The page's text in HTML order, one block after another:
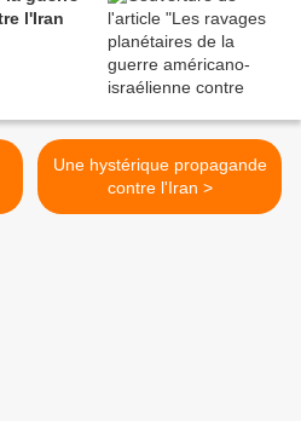
l'Iran
Une hystérique propagande
contre l'Iran >